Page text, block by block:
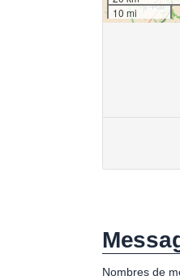
Nombres de